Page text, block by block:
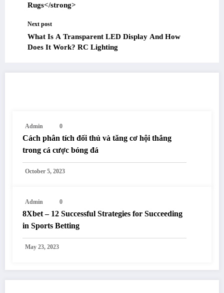
Rugs</strong>
Next post
What Is A Transparent LED Display And How
Does It Work? RC Lighting
Admin 0
Cách phân tích đối thủ và tăng cơ hội thắng
trong cá cược bóng đá
October 5, 2023
Admin 0
8Xbet – 12 Successful Strategies for Succeeding
in Sports Betting
May 23, 2023